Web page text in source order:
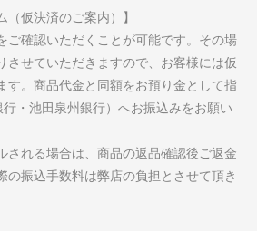
（仮決済のご案内）】
ご確認いただくことが可能です。その場
させていただきますので、お客様には仮
す。商品代金と同額をお預り金として指
行・池田泉州銀行）へお振込みをお願い
される場合は、商品の返品確認後ご返金
の振込手数料は弊店の負担とさせて頂き